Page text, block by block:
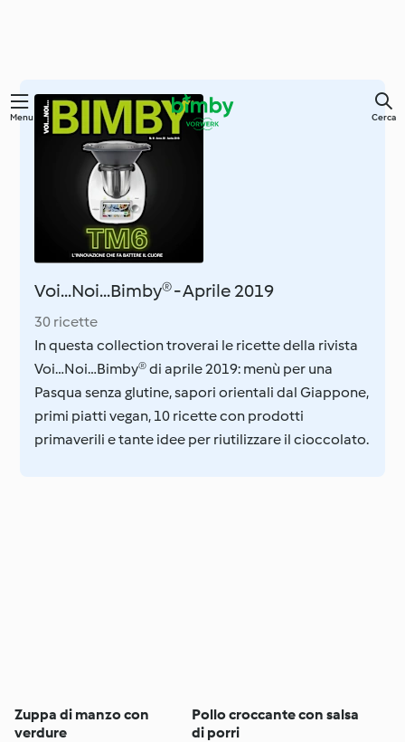
Vai
Menu Cerca
Voi...Noi...Bimby® - Aprile 2019
30 ricette
In questa collection troverai le ricette della rivista
Voi…Noi…Bimby® di aprile 2019: menù per una
Pasqua senza glutine, sapori orientali dal Giappone,
primi piatti vegan, 10 ricette con prodotti
primaverili e tante idee per riutilizzare il cioccolato.
Zuppa di manzo con
verdure
Pollo croccante con salsa
di porri